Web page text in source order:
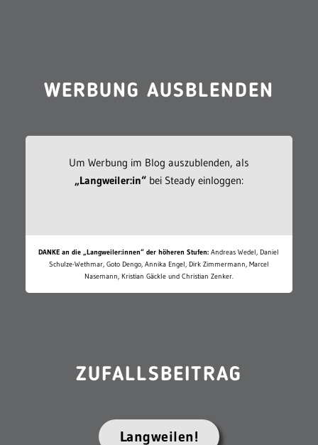
WERBUNG AUSBLENDEN
Um Werbung im Blog auszublenden, als
„Langweiler:in“bei Steady einloggen:
DANKE an die „Langweiler:innen“ der höheren Stufen: Andreas Wedel, Daniel
Schulze-Wethmar, Goto Dengo, Annika Engel, Dirk Zimmermann, Marcel
Nasemann, Kristian Gäckle und Christian Zenker.
ZUFALLSBEITRAG
Langweilen!